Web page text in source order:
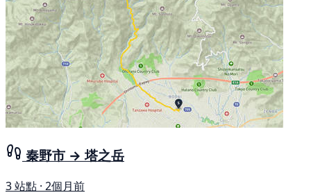
秦野市 → 塔之岳
3 站點 · 2個月前